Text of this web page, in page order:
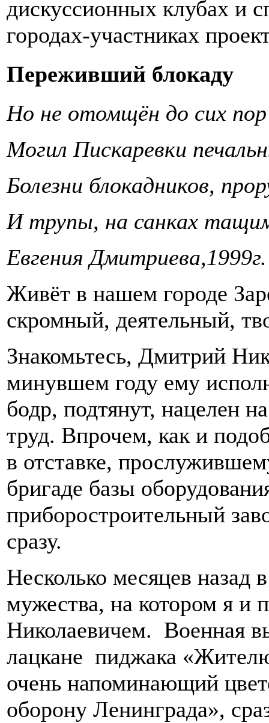
дискуссионных клубах и
городах-участниках
Переживший блокаду
Но не отомщён до сих
Могил Пискаревки
Болезни блокадников,
И трупы, на санках
Евгения Дмитриева,1999г.
Живёт в нашем городе
скромный, деятельный,
Знакомьтесь, Дмитрий
минувшем году ему
бодр, подтянут, нацелен
труд. Впрочем, как и
в отставке,
бригаде базы
приборостроительный
сразу.
Несколько месяцев назад
мужества, на котором я и
Николаевичем. Военная
лацкане пиджака
очень напоминающий
оборону Ленинграда»,